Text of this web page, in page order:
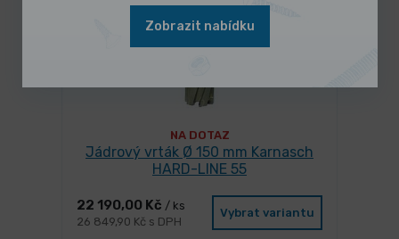
NA DOTAZ
Jádrový vrták Ø 150 mm Karnasch
HARD-LINE 55
22 190,00 Kč / ks
26 849,90 Kč s DPH
Vybrat variantu
Zobrazit nabídku